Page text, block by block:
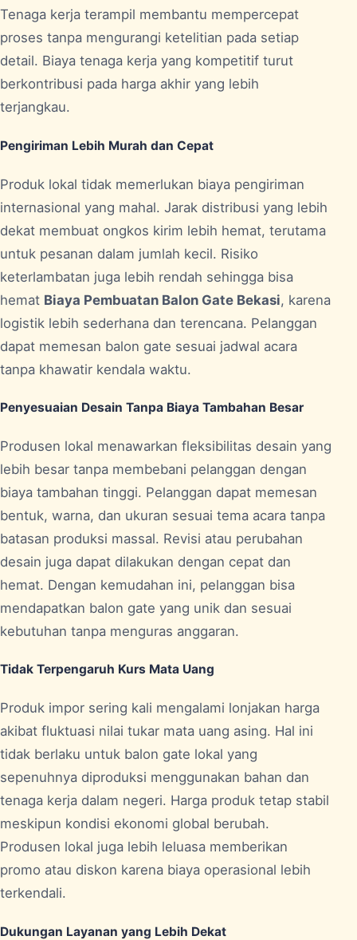
Tenaga kerja terampil membantu mempercepat
proses tanpa mengurangi ketelitian pada setiap
detail. Biaya tenaga kerja yang kompetitif turut
berkontribusi pada harga akhir yang lebih
terjangkau.
Pengiriman Lebih Murah dan Cepat
Produk lokal tidak memerlukan biaya pengiriman
internasional yang mahal. Jarak distribusi yang lebih
dekat membuat ongkos kirim lebih hemat, terutama
untuk pesanan dalam jumlah kecil. Risiko
keterlambatan juga lebih rendah sehingga bisa
hemat Biaya Pembuatan Balon Gate Bekasi, karena
logistik lebih sederhana dan terencana. Pelanggan
dapat memesan balon gate sesuai jadwal acara
tanpa khawatir kendala waktu.
Penyesuaian Desain Tanpa Biaya Tambahan Besar
Produsen lokal menawarkan fleksibilitas desain yang
lebih besar tanpa membebani pelanggan dengan
biaya tambahan tinggi. Pelanggan dapat memesan
bentuk, warna, dan ukuran sesuai tema acara tanpa
batasan produksi massal. Revisi atau perubahan
desain juga dapat dilakukan dengan cepat dan
hemat. Dengan kemudahan ini, pelanggan bisa
mendapatkan balon gate yang unik dan sesuai
kebutuhan tanpa menguras anggaran.
Tidak Terpengaruh Kurs Mata Uang
Produk impor sering kali mengalami lonjakan harga
akibat fluktuasi nilai tukar mata uang asing. Hal ini
tidak berlaku untuk balon gate lokal yang
sepenuhnya diproduksi menggunakan bahan dan
tenaga kerja dalam negeri. Harga produk tetap stabil
meskipun kondisi ekonomi global berubah.
Produsen lokal juga lebih leluasa memberikan
promo atau diskon karena biaya operasional lebih
terkendali.
Dukungan Layanan yang Lebih Dekat